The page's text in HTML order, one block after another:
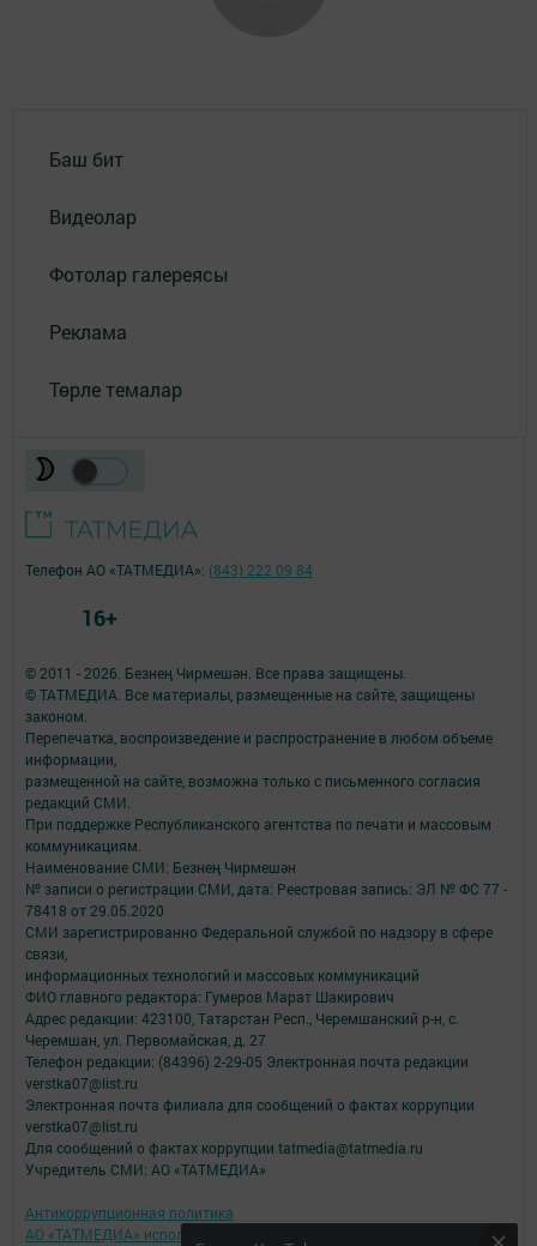
Баш бит
Видеолар
Фотолар галереясы
Реклама
Төрле темалар
© 2011 - 2026. Безнең Чирмешән. Все права защищены.
© ТАТМЕДИА. Все материалы, размещенные на сайте, защищены
законом.
Перепечатка, воспроизведение и распространение в любом объеме
информации,
размещенной на сайте, возможна только с письменного согласия
редакций СМИ.
При поддержке Республиканского агентства по печати и массовым
коммуникациям.
Наименование СМИ: Безнең Чирмешән
№ записи о регистрации СМИ, дата: Реестровая запись: ЭЛ № ФС 77 -
78418 от 29.05.2020
СМИ зарегистрированно Федеральной службой по надзору в сфере
связи,
информационных технологий и массовых коммуникаций
ФИО главного редактора: Гумеров Марат Шакирович
Адрес редакции: 423100, Татарстан Респ., Черемшанский р-н, с.
Черемшан, ул. Первомайская, д. 27
Телефон редакции: (84396) 2-29-05 Электронная почта редакции
verstka07@list.ru
Электронная почта филиала для сообщений о фактах коррупции
verstka07@list.ru
Для сообщений о фактах коррупции tatmedia@tatmedia.ru
Учредитель СМИ: АО «ТАТМЕДИА»
Антикоррупционная политика
АО «ТАТМЕДИА» использует «cookie»
для персонализации сервисов и
Телефон АО «ТАТМЕДИА»: (843) 222 09 84
16+